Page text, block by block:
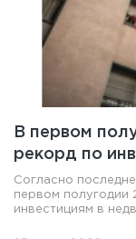
В первом
рекорд по
Согласно
первом полугодии
инвестициям в